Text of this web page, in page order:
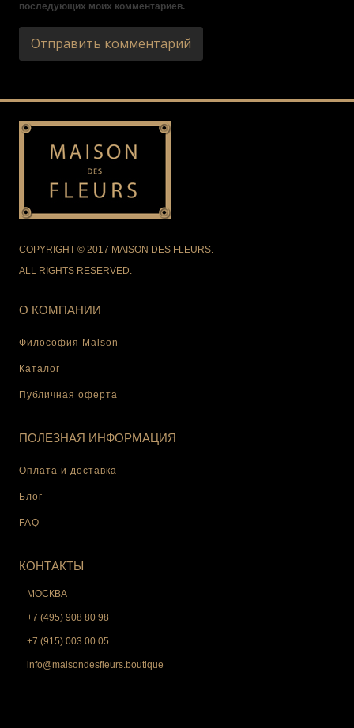
последующих моих комментариев.
COPYRIGHT © 2017 MAISON DES FLEURS.
ALL RIGHTS RESERVED.
О КОМПАНИИ
Философия Maison
Каталог
Публичная оферта
ПОЛЕЗНАЯ ИНФОРМАЦИЯ
Оплата и доставка
Блог
FAQ
КОНТАКТЫ
МОСКВА
+7 (495) 908 80 98
+7 (915) 003 00 05
info@maisondesfleurs.boutique